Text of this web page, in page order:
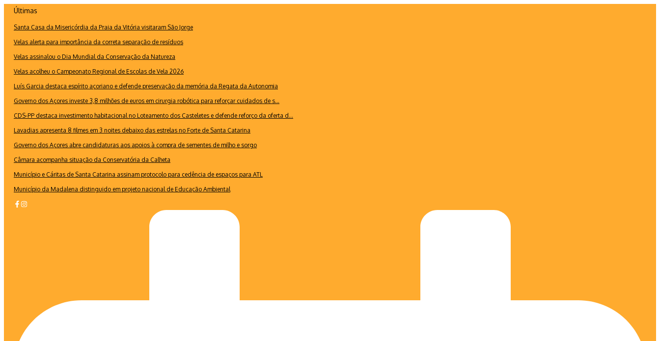
conteúdo
Últimas
Santa Casa da Misericórdia da Praia da Vitória visitaram São Jorge
Velas alerta para importância da correta separação de resíduos
Velas assinalou o Dia Mundial da Conservação da Natureza
Velas acolheu o Campeonato Regional de Escolas de Vela 2026
Luís Garcia destaca espírito açoriano e defende preservação da memória da Regata da Autonomia
Governo dos Açores investe 3,8 milhões de euros em cirurgia robótica para reforçar cuidados de s...
CDS-PP destaca investimento habitacional no Loteamento dos Casteletes e defende reforço da oferta d...
Lavadias apresenta 8 filmes em 3 noites debaixo das estrelas no Forte de Santa Catarina
Governo dos Açores abre candidaturas aos apoios à compra de sementes de milho e sorgo
Câmara acompanha situação da Conservatória da Calheta
Município e Cáritas de Santa Catarina assinam protocolo para cedência de espaços para ATL
Município da Madalena distinguido em projeto nacional de Educação Ambiental